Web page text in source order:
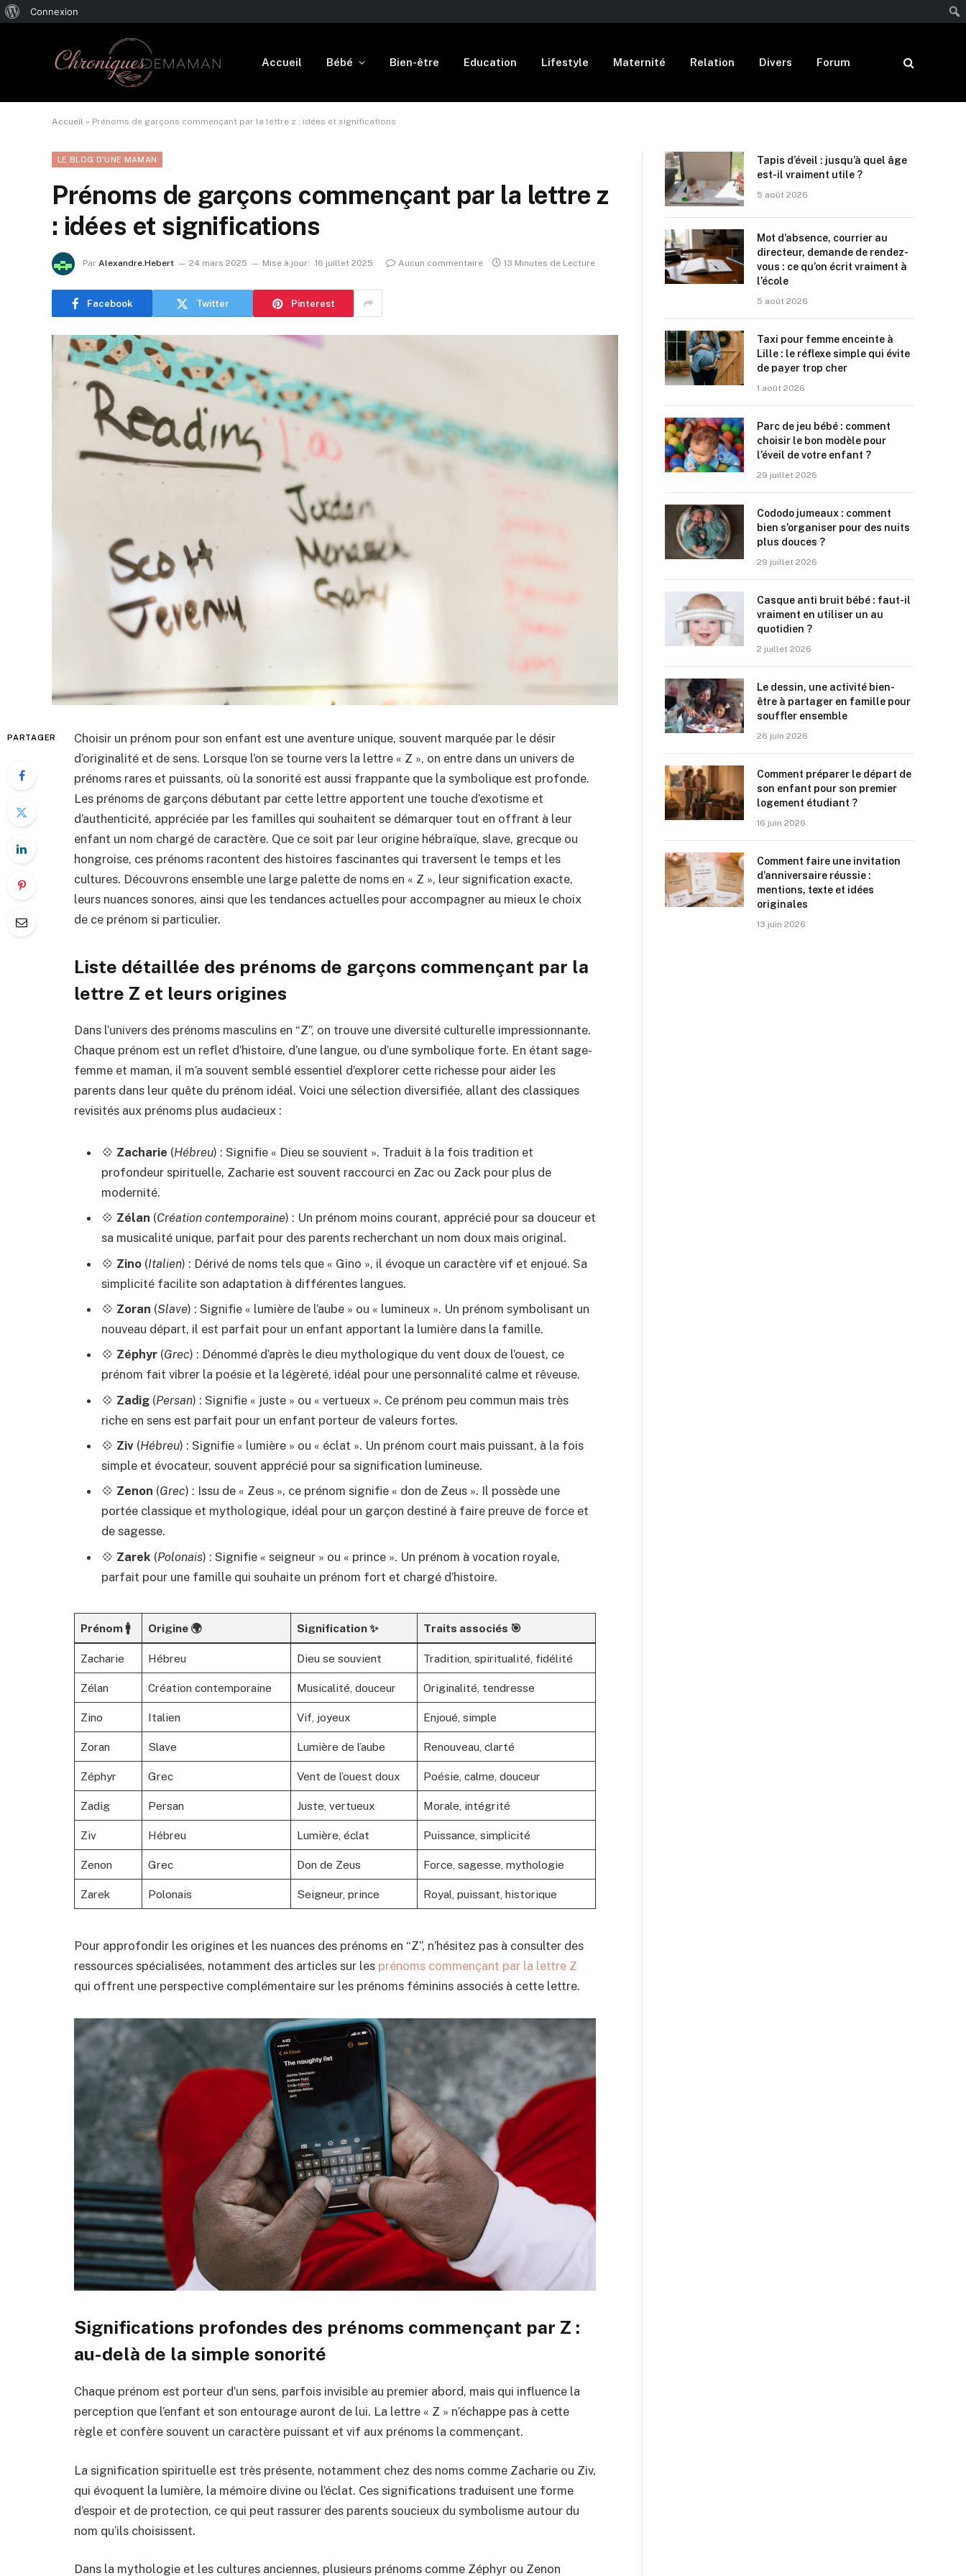
Connexion
Accueil Bébé Bien-être Education Lifestyle Maternité Relation Divers Forum
Accueil » Prénoms de garçons commençant par la lettre z : idées et significations
LE BLOG D'UNE MAMAN
Prénoms de garçons commençant par la lettre z
: idées et significations
Par Alexandre.Hebert 24 mars 2025 Mise à jour: 16 juillet 2025 Aucun commentaire 13 Minutes de Lecture
Facebook Twitter Pinterest
PARTAGER
Choisir un prénom pour son enfant est une aventure unique, souvent marquée par le désir
d’originalité et de sens. Lorsque l’on se tourne vers la lettre « Z », on entre dans un univers de
prénoms rares et puissants, où la sonorité est aussi frappante que la symbolique est profonde.
Les prénoms de garçons débutant par cette lettre apportent une touche d’exotisme et
d’authenticité, appréciée par les familles qui souhaitent se démarquer tout en offrant à leur
enfant un nom chargé de caractère. Que ce soit par leur origine hébraïque, slave, grecque ou
hongroise, ces prénoms racontent des histoires fascinantes qui traversent le temps et les
cultures. Découvrons ensemble une large palette de noms en « Z », leur signification exacte,
leurs nuances sonores, ainsi que les tendances actuelles pour accompagner au mieux le choix
de ce prénom si particulier.
Liste détaillée des prénoms de garçons commençant par la
lettre Z et leurs origines
Dans l’univers des prénoms masculins en “Z”, on trouve une diversité culturelle impressionnante.
Chaque prénom est un reflet d’histoire, d’une langue, ou d’une symbolique forte. En étant sage-
femme et maman, il m’a souvent semblé essentiel d’explorer cette richesse pour aider les
parents dans leur quête du prénom idéal. Voici une sélection diversifiée, allant des classiques
revisités aux prénoms plus audacieux :
💠 Zacharie (Hébreu) : Signifie « Dieu se souvient ». Traduit à la fois tradition et
profondeur spirituelle, Zacharie est souvent raccourci en Zac ou Zack pour plus de
modernité.
💠 Zélan (Création contemporaine) : Un prénom moins courant, apprécié pour sa douceur et
sa musicalité unique, parfait pour des parents recherchant un nom doux mais original.
💠 Zino (Italien) : Dérivé de noms tels que « Gino », il évoque un caractère vif et enjoué. Sa
simplicité facilite son adaptation à différentes langues.
💠 Zoran (Slave) : Signifie « lumière de l’aube » ou « lumineux ». Un prénom symbolisant un
nouveau départ, il est parfait pour un enfant apportant la lumière dans la famille.
💠 Zéphyr (Grec) : Dénommé d’après le dieu mythologique du vent doux de l’ouest, ce
prénom fait vibrer la poésie et la légèreté, idéal pour une personnalité calme et rêveuse.
💠 Zadig (Persan) : Signifie « juste » ou « vertueux ». Ce prénom peu commun mais très
riche en sens est parfait pour un enfant porteur de valeurs fortes.
💠 Ziv (Hébreu) : Signifie « lumière » ou « éclat ». Un prénom court mais puissant, à la fois
simple et évocateur, souvent apprécié pour sa signification lumineuse.
💠 Zenon (Grec) : Issu de « Zeus », ce prénom signifie « don de Zeus ». Il possède une
portée classique et mythologique, idéal pour un garçon destiné à faire preuve de force et
de sagesse.
💠 Zarek (Polonais) : Signifie « seigneur » ou « prince ». Un prénom à vocation royale,
parfait pour une famille qui souhaite un prénom fort et chargé d’histoire.
Prénom 🚹 Origine 🌍 Signification ✨ Traits associés 🎯
Zacharie Hébreu Dieu se souvient Tradition, spiritualité, fidélité
Zélan Création contemporaine Musicalité, douceur Originalité, tendresse
Zino Italien Vif, joyeux Enjoué, simple
Zoran Slave Lumière de l’aube Renouveau, clarté
Zéphyr Grec Vent de l’ouest doux Poésie, calme, douceur
Zadig Persan Juste, vertueux Morale, intégrité
Ziv Hébreu Lumière, éclat Puissance, simplicité
Zenon Grec Don de Zeus Force, sagesse, mythologie
Zarek Polonais Seigneur, prince Royal, puissant, historique
Pour approfondir les origines et les nuances des prénoms en “Z”, n’hésitez pas à consulter des
ressources spécialisées, notamment des articles sur les prénoms commençant par la lettre Z
qui offrent une perspective complémentaire sur les prénoms féminins associés à cette lettre.
Significations profondes des prénoms commençant par Z :
au-delà de la simple sonorité
Chaque prénom est porteur d’un sens, parfois invisible au premier abord, mais qui influence la
perception que l’enfant et son entourage auront de lui. La lettre « Z » n’échappe pas à cette
règle et confère souvent un caractère puissant et vif aux prénoms la commençant.
La signification spirituelle est très présente, notamment chez des noms comme Zacharie ou Ziv,
qui évoquent la lumière, la mémoire divine ou l’éclat. Ces significations traduisent une forme
d’espoir et de protection, ce qui peut rassurer des parents soucieux du symbolisme autour du
nom qu’ils choisissent.
Dans la mythologie et les cultures anciennes, plusieurs prénoms comme Zéphyr ou Zenon
Tapis d’éveil : jusqu’à quel âge
est-il vraiment utile ?
5 août 2026
Mot d’absence, courrier au
directeur, demande de rendez-
vous : ce qu’on écrit vraiment à
l’école
5 août 2026
Taxi pour femme enceinte à
Lille : le réflexe simple qui évite
de payer trop cher
1 août 2026
Parc de jeu bébé : comment
choisir le bon modèle pour
l’éveil de votre enfant ?
29 juillet 2026
Cododo jumeaux : comment
bien s’organiser pour des nuits
plus douces ?
29 juillet 2026
Casque anti bruit bébé : faut-il
vraiment en utiliser un au
quotidien ?
2 juillet 2026
Le dessin, une activité bien-
être à partager en famille pour
souffler ensemble
26 juin 2026
Comment préparer le départ de
son enfant pour son premier
logement étudiant ?
16 juin 2026
Comment faire une invitation
d’anniversaire réussie :
mentions, texte et idées
originales
13 juin 2026